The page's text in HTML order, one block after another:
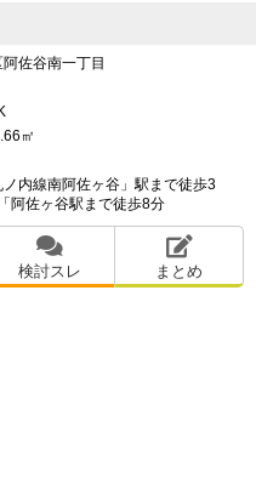
佐谷南一丁目
㎡
内線南阿佐ヶ谷」駅まで徒歩3
阿佐ヶ谷駅まで徒歩8分
検討スレ まとめ